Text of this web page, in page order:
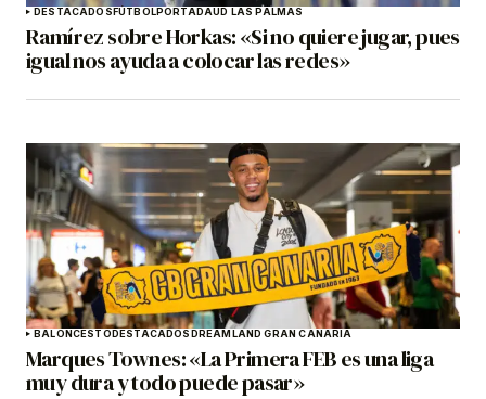
DESTACADOSFÚTBOLPORTADAUD LAS PALMAS
Ramírez sobre Horkas: «Si no quiere jugar, pues
igual nos ayuda a colocar las redes»
BALONCESTODESTACADOSDREAMLAND GRAN CANARIA
Marques Townes: «La Primera FEB es una liga
muy dura y todo puede pasar»